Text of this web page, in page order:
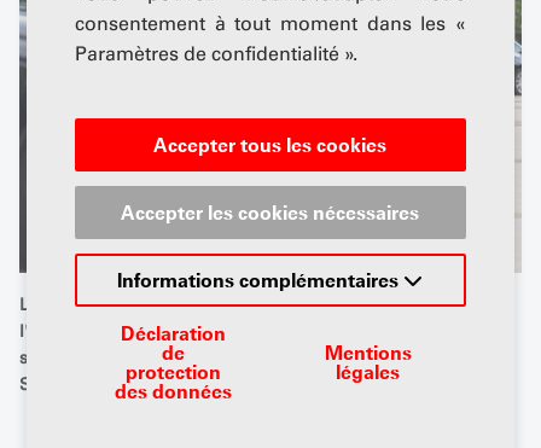
consentement à tout moment dans les «
Paramètres de confidentialité ».
Accepter tous les cookies
Accepter les cookies nécessaires
Informations complémentaires
Déclaration
de
protection
des données
Mentions
légales
Les conclusions du Baromètre Fleet and Mobility 2025 de
l'Arval Mobility Observatory Suisse donnent un aperçu du
secteur des flottes d'entreprise et de la mobilité. Photo :
Shutterstock